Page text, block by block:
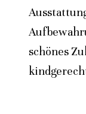
schönes